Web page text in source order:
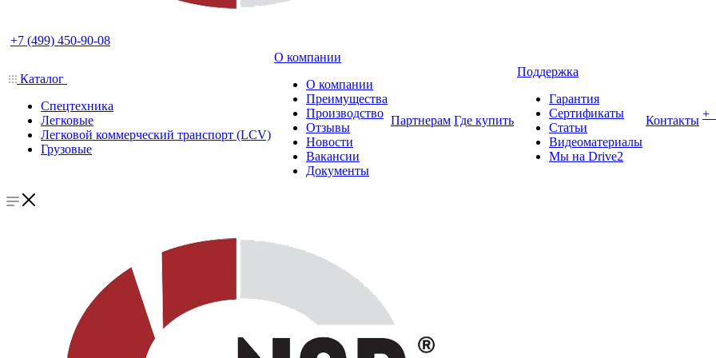
+7 (499) 450-90-08
Каталог
Спецтехника
Легковые
Легковой коммерческий транспорт (LCV)
Грузовые
О компании
О компании
Преимущества
Производство
Отзывы
Новости
Вакансии
Документы
Партнерам Где купить
Поддержка
Гарантия
Сертификаты
Статьи
Видеоматериалы
Мы на Drive2
Контакты +